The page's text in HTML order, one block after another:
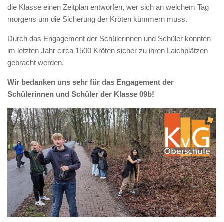
die Klasse einen Zeitplan entworfen, wer sich an welchem Tag
morgens um die Sicherung der Kröten kümmern muss.
Durch das Engagement der Schülerinnen und Schüler konnten
im letzten Jahr circa 1500 Kröten sicher zu ihren Laichplätzen
gebracht werden.
Wir bedanken uns sehr für das Engagement der
Schülerinnen und Schüler der Klasse 09b!